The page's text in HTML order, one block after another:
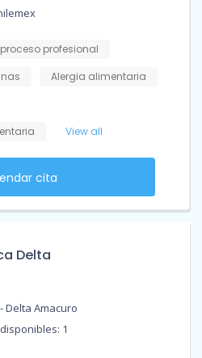
profesional
Alergia alimentaria
View all
cita
Delta
Delta Amacuro
1